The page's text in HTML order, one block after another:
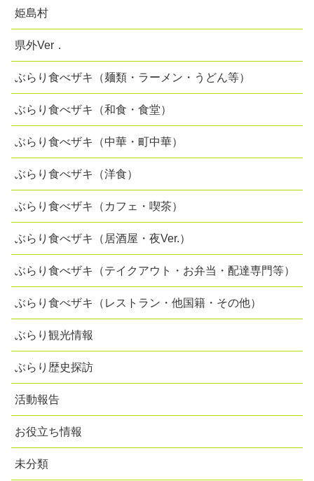
姫島村
県外Ver．
ぶらり食べザキ（麺類・ラーメン・うどん等）
ぶらり食べザキ（和食・食堂）
ぶらり食べザキ（中華・町中華）
ぶらり食べザキ（洋食）
ぶらり食べザキ（カフェ・喫茶）
ぶらり食べザキ（居酒屋・夜Ver.）
ぶらり食べザキ（テイクアウト・お弁当・配達専門等）
ぶらり食べザキ（レストラン・他国籍・その他）
ぶらり観光情報
ぶらり歴史探訪
活動報告
お役立ち情報
未分類